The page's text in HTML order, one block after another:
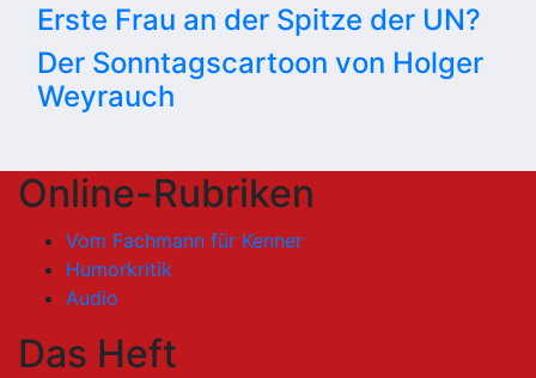
Erste Frau an der Spitze der UN?
Der Sonntagscartoon von Holger
Weyrauch
Online-Rubriken
Vom Fachmann für Kenner
Humorkritik
Audio
Das Heft